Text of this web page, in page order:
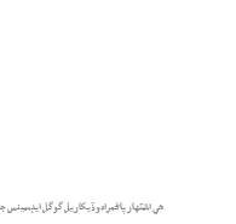
هي اشتهار پاڻمرادو ڏيکاريل گوگل ايڊسينس